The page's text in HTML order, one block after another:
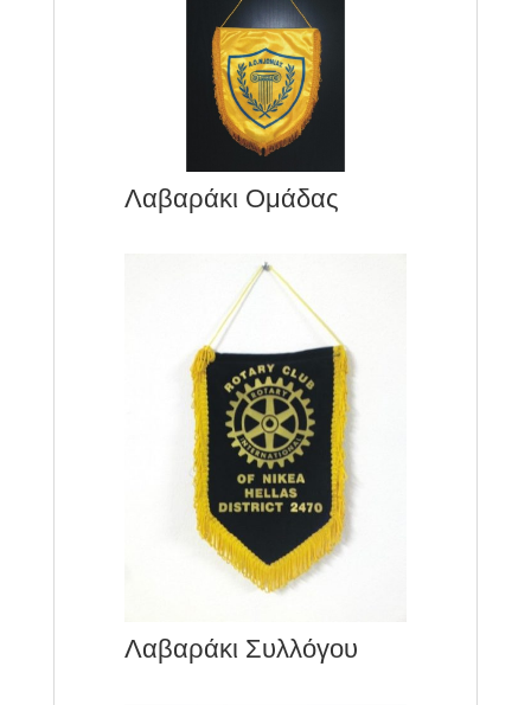
Λαβαράκι Ομάδας
Λαβαράκι Συλλόγου